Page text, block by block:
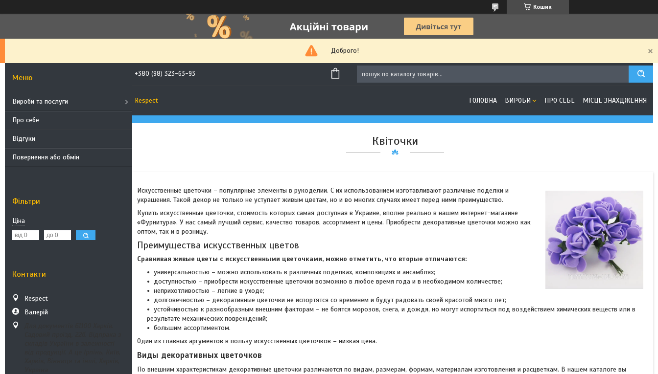
Кошик
Доброго!
Вироби та послуги
Про себе
Відгуки
Повернення або обмін
Фільтри
Ціна
Контакти
Respect
Валерій
+380 (98) 323-63-93
Respect ГОЛОВНА ВИРОБИ ПРО СЕБЕ МІСЦЕ ЗНАХДЖЕННЯ
Квіточки
Искусственные цветочки – популярные элементы в рукоделии. С их использованием изготавливают различные поделки и
украшения. Такой декор не только не уступает живым цветам, но и во многих случаях имеет перед ними преимущество.
Купить искусственные цветочки, стоимость которых самая доступная в Украине, вполне реально в нашем интернет-магазине
«Фурнитура». У нас самый лучший сервис, качество товаров, ассортимент и цены. Приобрести декоративные цветочки можно как
оптом, так и в розницу.
Преимущества искусственных цветов
Сравнивая живые цветы с искусственными цветочками, можно отметить, что вторые отличаются:
универсальностью – можно использовать в различных поделках, композициях и ансамблях;
доступностью – приобрести искусственные цветочки возможно в любое время года и в необходимом количестве;
неприхотливостью – легкие в уходе;
долговечностью – декоративные цветочки не испортятся со временем и будут радовать своей красотой много лет;
устойчивостью к разнообразным внешним факторам – не боятся морозов, снега, и дождя, но могут испортиться под воздействием химических веществ или в
результате механических повреждений;
большим ассортиментом.
Один из главных аргументов в пользу искусственных цветочков – низкая цена.
Виды декоративных цветочков
По внешним характеристикам декоративные цветочки различаются по видам, размерам, формам, материалам изготовления и расцветкам. В нашем каталоге вы